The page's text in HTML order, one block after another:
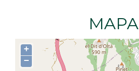
MAPA
+
−